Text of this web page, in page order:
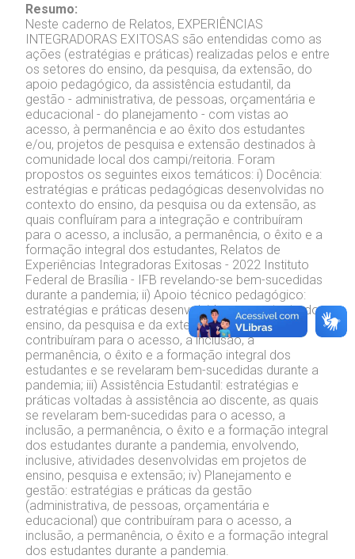
Resumo:
Neste caderno de Relatos, EXPERIÊNCIAS
INTEGRADORAS EXITOSAS são entendidas como as
ações (estratégias e práticas) realizadas pelos e entre
os setores do ensino, da pesquisa, da extensão, do
apoio pedagógico, da assistência estudantil, da
gestão - administrativa, de pessoas, orçamentária e
educacional - do planejamento - com vistas ao
acesso, à permanência e ao êxito dos estudantes
e/ou, projetos de pesquisa e extensão destinados à
comunidade local dos campi/reitoria. Foram
propostos os seguintes eixos temáticos: i) Docência:
estratégias e práticas pedagógicas desenvolvidas no
contexto do ensino, da pesquisa ou da extensão, as
quais confluíram para a integração e contribuíram
para o acesso, a inclusão, a permanência, o êxito e a
formação integral dos estudantes, Relatos de
Experiências Integradoras Exitosas - 2022 Instituto
Federal de Brasília - IFB revelando-se bem-sucedidas
durante a pandemia; ii) Apoio técnico pedagógico:
estratégias e práticas desenvolvidas no contexto do
ensino, da pesquisa e da extensão, as quais
contribuíram para o acesso, a inclusão, a
permanência, o êxito e a formação integral dos
estudantes e se revelaram bem-sucedidas durante a
pandemia; iii) Assistência Estudantil: estratégias e
práticas voltadas à assistência ao discente, as quais
se revelaram bem-sucedidas para o acesso, a
inclusão, a permanência, o êxito e a formação integral
dos estudantes durante a pandemia, envolvendo,
inclusive, atividades desenvolvidas em projetos de
ensino, pesquisa e extensão; iv) Planejamento e
gestão: estratégias e práticas da gestão
(administrativa, de pessoas, orçamentária e
educacional) que contribuíram para o acesso, a
inclusão, a permanência, o êxito e a formação integral
dos estudantes durante a pandemia.